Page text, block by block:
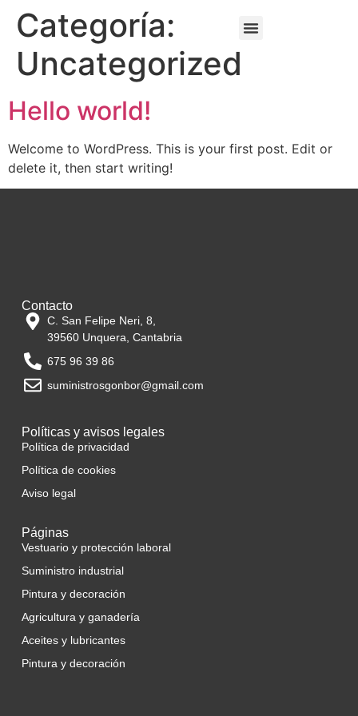
Categoría:
Uncategorized
Hello world!
Welcome to WordPress. This is your first post. Edit or
delete it, then start writing!
Páginas
Vestuario y protección laboral
Suministro industrial
Pintura y decoración
Agricultura y ganadería
Aceites y lubricantes
Pintura y decoración
Políticas y avisos legales
Política de privacidad
Política de cookies
Aviso legal
Contacto
C. San Felipe Neri, 8,
39560 Unquera, Cantabria
675 96 39 86
suministrosgonbor@gmail.com